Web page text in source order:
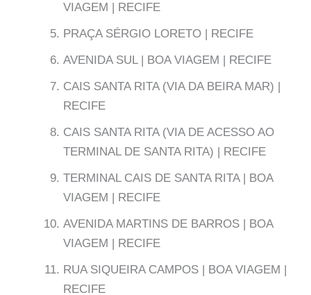
VIAGEM | RECIFE
PRAÇA SÉRGIO LORETO | RECIFE
AVENIDA SUL | BOA VIAGEM | RECIFE
CAIS SANTA RITA (VIA DA BEIRA MAR) |
RECIFE
CAIS SANTA RITA (VIA DE ACESSO AO
TERMINAL DE SANTA RITA) | RECIFE
TERMINAL CAIS DE SANTA RITA | BOA
VIAGEM | RECIFE
AVENIDA MARTINS DE BARROS | BOA
VIAGEM | RECIFE
RUA SIQUEIRA CAMPOS | BOA VIAGEM |
RECIFE